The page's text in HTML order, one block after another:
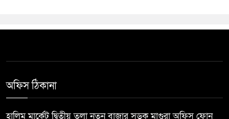
অফিস ঠিকানা
হালিম মার্কেট দ্বিতীয় তলা নতুন বাজার সড়ক মাগুরা অফিস ফোন